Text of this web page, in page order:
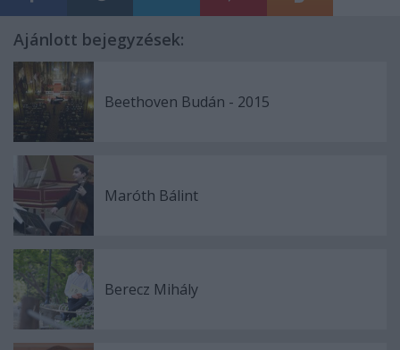
Ajánlott bejegyzések:
Beethoven Budán - 2015
Maróth Bálint
Berecz Mihály